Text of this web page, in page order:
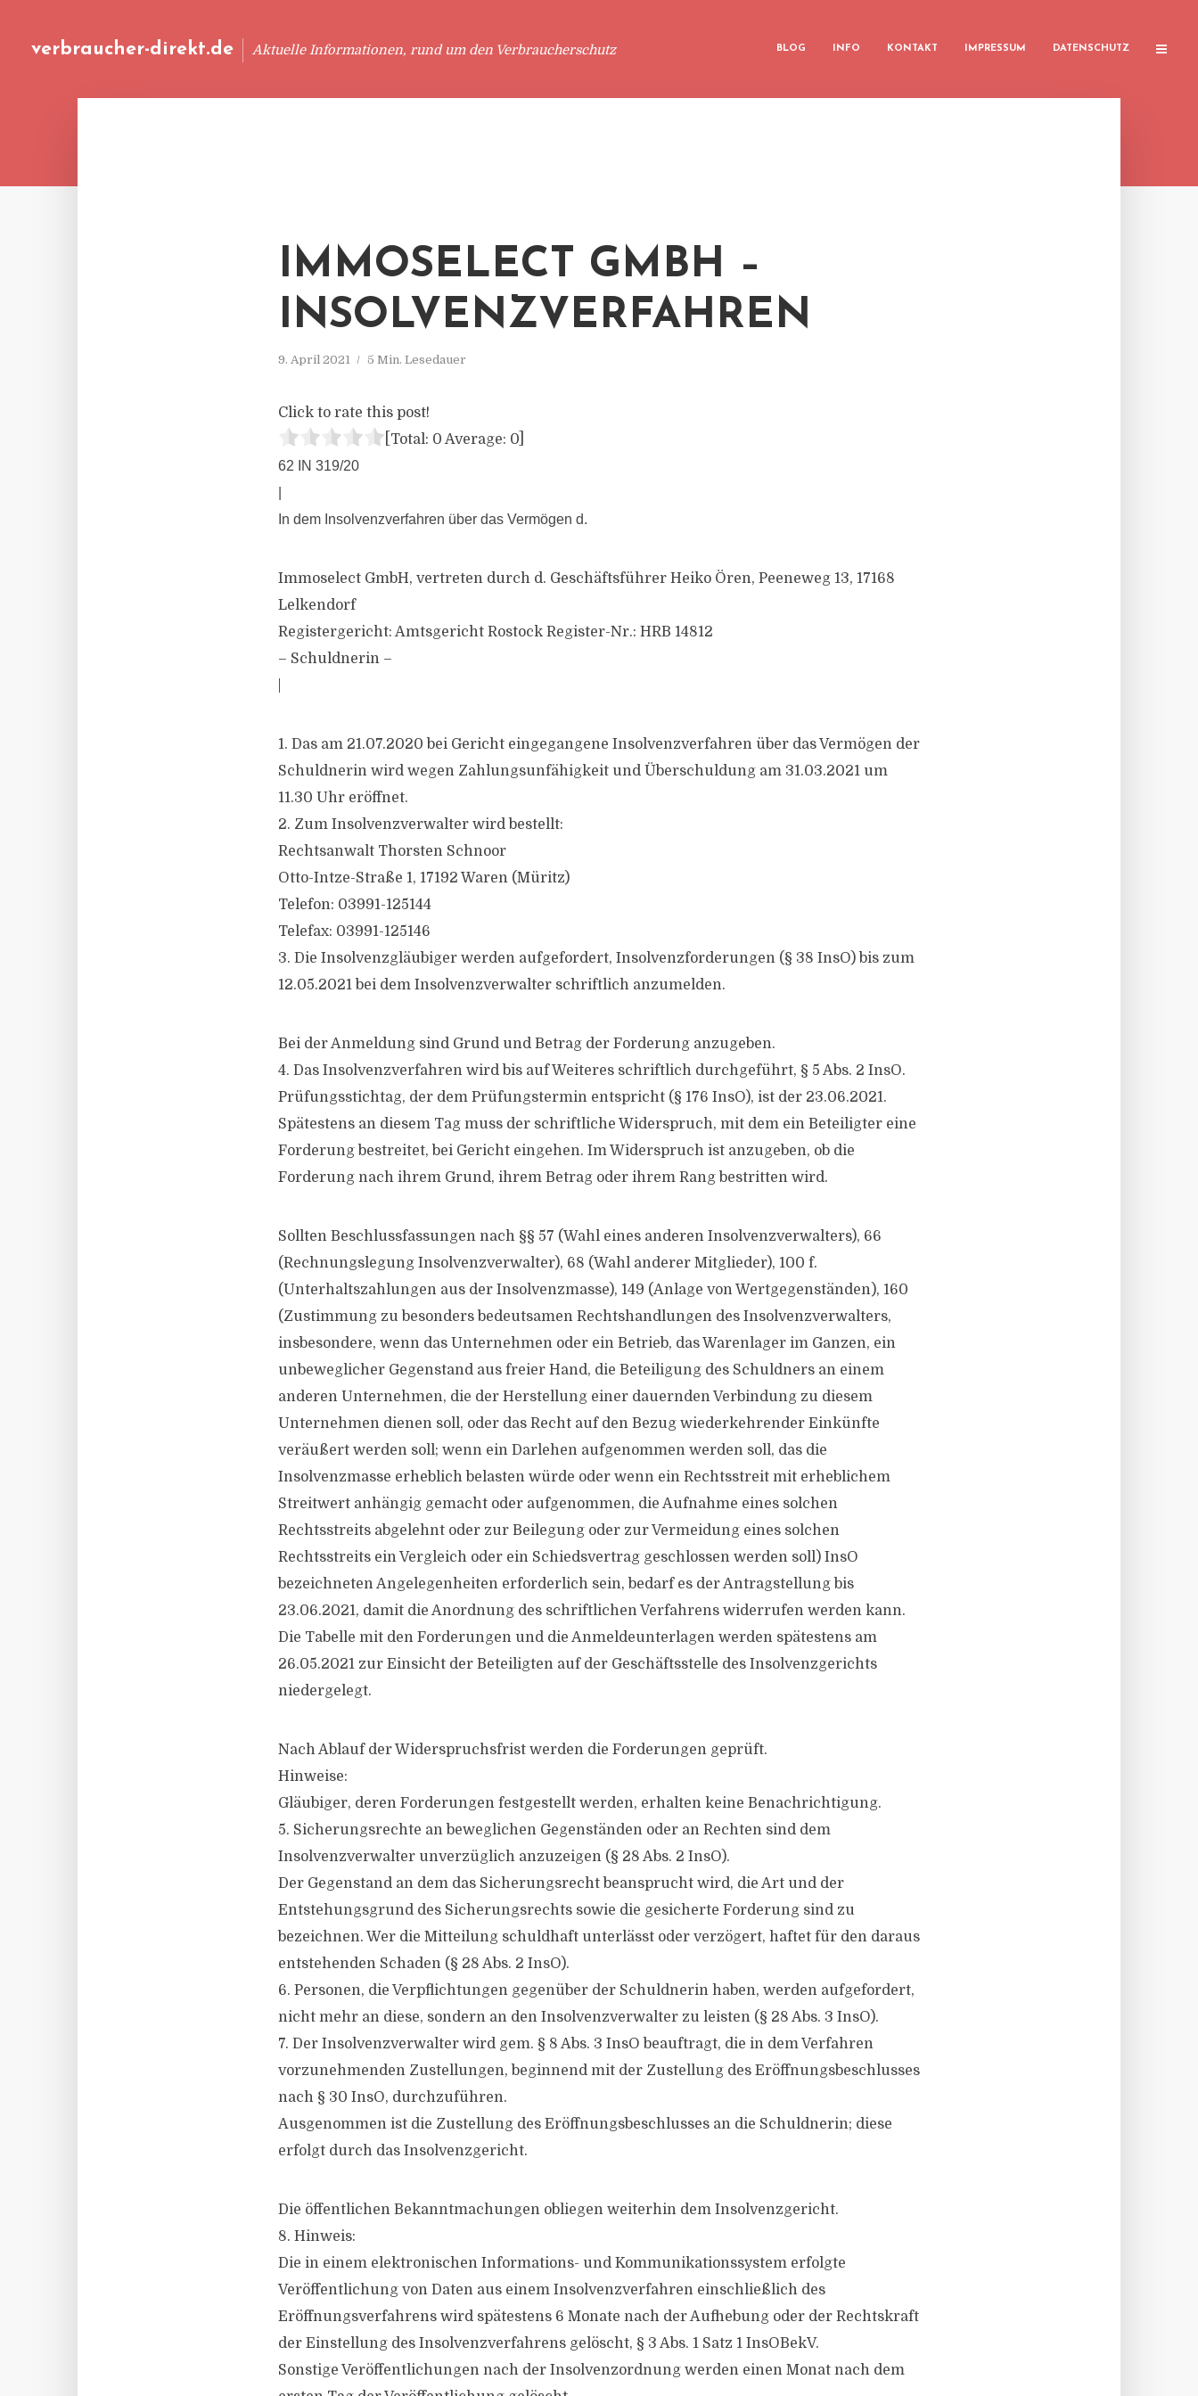
verbraucher-direkt.de Aktuelle Informationen, rund um den Verbraucherschutz BLOG INFO KONTAKT IMPRESSUM DATENSCHUTZ
IMMOSELECT GMBH –
INSOLVENZVERFAHREN
9. April 2021 5 Min. Lesedauer
Click to rate this post!
[Total: 0 Average: 0
62 IN 319/20
In dem Insolvenzverfahren über das Vermögen d.
Immoselect GmbH, vertreten durch d. Geschäftsführer Heiko Ören, Peeneweg 13, 17168
Lelkendorf
Registergericht: Amtsgericht Rostock Register-Nr.: HRB 14812
– Schuldnerin –
1. Das am 21.07.2020 bei Gericht eingegangene Insolvenzverfahren über das Vermögen der
Schuldnerin wird wegen Zahlungsunfähigkeit und Überschuldung am 31.03.2021 um
11.30 Uhr eröffnet.
2. Zum Insolvenzverwalter wird bestellt:
Rechtsanwalt Thorsten Schnoor
Otto-Intze-Straße 1, 17192 Waren (Müritz)
Telefon: 03991-125144
Telefax: 03991-125146
3. Die Insolvenzgläubiger werden aufgefordert, Insolvenzforderungen (§ 38 InsO) bis zum
12.05.2021 bei dem Insolvenzverwalter schriftlich anzumelden.
Bei der Anmeldung sind Grund und Betrag der Forderung anzugeben.
4. Das Insolvenzverfahren wird bis auf Weiteres schriftlich durchgeführt, § 5 Abs. 2 InsO.
Prüfungsstichtag, der dem Prüfungstermin entspricht (§ 176 InsO), ist der 23.06.2021.
Spätestens an diesem Tag muss der schriftliche Widerspruch, mit dem ein Beteiligter eine
Forderung bestreitet, bei Gericht eingehen. Im Widerspruch ist anzugeben, ob die
Forderung nach ihrem Grund, ihrem Betrag oder ihrem Rang bestritten wird.
Sollten Beschlussfassungen nach §§ 57 (Wahl eines anderen Insolvenzverwalters), 66
(Rechnungslegung Insolvenzverwalter), 68 (Wahl anderer Mitglieder), 100 f.
(Unterhaltszahlungen aus der Insolvenzmasse), 149 (Anlage von Wertgegenständen), 160
(Zustimmung zu besonders bedeutsamen Rechtshandlungen des Insolvenzverwalters,
insbesondere, wenn das Unternehmen oder ein Betrieb, das Warenlager im Ganzen, ein
unbeweglicher Gegenstand aus freier Hand, die Beteiligung des Schuldners an einem
anderen Unternehmen, die der Herstellung einer dauernden Verbindung zu diesem
Unternehmen dienen soll, oder das Recht auf den Bezug wiederkehrender Einkünfte
veräußert werden soll; wenn ein Darlehen aufgenommen werden soll, das die
Insolvenzmasse erheblich belasten würde oder wenn ein Rechtsstreit mit erheblichem
Streitwert anhängig gemacht oder aufgenommen, die Aufnahme eines solchen
Rechtsstreits abgelehnt oder zur Beilegung oder zur Vermeidung eines solchen
Rechtsstreits ein Vergleich oder ein Schiedsvertrag geschlossen werden soll) InsO
bezeichneten Angelegenheiten erforderlich sein, bedarf es der Antragstellung bis
23.06.2021, damit die Anordnung des schriftlichen Verfahrens widerrufen werden kann.
Die Tabelle mit den Forderungen und die Anmeldeunterlagen werden spätestens am
26.05.2021 zur Einsicht der Beteiligten auf der Geschäftsstelle des Insolvenzgerichts
niedergelegt.
Nach Ablauf der Widerspruchsfrist werden die Forderungen geprüft.
Hinweise:
Gläubiger, deren Forderungen festgestellt werden, erhalten keine Benachrichtigung.
5. Sicherungsrechte an beweglichen Gegenständen oder an Rechten sind dem
Insolvenzverwalter unverzüglich anzuzeigen (§ 28 Abs. 2 InsO).
Der Gegenstand an dem das Sicherungsrecht beansprucht wird, die Art und der
Entstehungsgrund des Sicherungsrechts sowie die gesicherte Forderung sind zu
bezeichnen. Wer die Mitteilung schuldhaft unterlässt oder verzögert, haftet für den daraus
entstehenden Schaden (§ 28 Abs. 2 InsO).
6. Personen, die Verpflichtungen gegenüber der Schuldnerin haben, werden aufgefordert,
nicht mehr an diese, sondern an den Insolvenzverwalter zu leisten (§ 28 Abs. 3 InsO).
7. Der Insolvenzverwalter wird gem. § 8 Abs. 3 InsO beauftragt, die in dem Verfahren
vorzunehmenden Zustellungen, beginnend mit der Zustellung des Eröffnungsbeschlusses
nach § 30 InsO, durchzuführen.
Ausgenommen ist die Zustellung des Eröffnungsbeschlusses an die Schuldnerin; diese
erfolgt durch das Insolvenzgericht.
Die öffentlichen Bekanntmachungen obliegen weiterhin dem Insolvenzgericht.
8. Hinweis:
Die in einem elektronischen Informations- und Kommunikationssystem erfolgte
Veröffentlichung von Daten aus einem Insolvenzverfahren einschließlich des
Eröffnungsverfahrens wird spätestens 6 Monate nach der Aufhebung oder der Rechtskraft
der Einstellung des Insolvenzverfahrens gelöscht, § 3 Abs. 1 Satz 1 InsOBekV.
Sonstige Veröffentlichungen nach der Insolvenzordnung werden einen Monat nach dem